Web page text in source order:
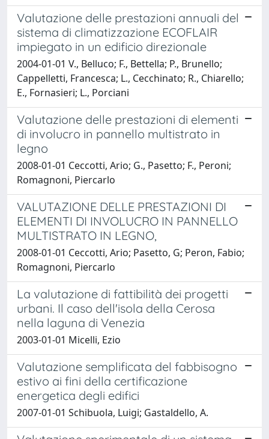
Valutazione delle prestazioni annuali del
sistema di climatizzazione ECOFLAIR
impiegato in un edificio direzionale
2004-01-01 V., Belluco; F., Bettella; P., Brunello;
Cappelletti, Francesca; L., Cecchinato; R., Chiarello;
E., Fornasieri; L., Porciani
Valutazione delle prestazioni di elementi
di involucro in pannello multistrato in
legno
2008-01-01 Ceccotti, Ario; G., Pasetto; F., Peroni;
Romagnoni, Piercarlo
VALUTAZIONE DELLE PRESTAZIONI DI
ELEMENTI DI INVOLUCRO IN PANNELLO
MULTISTRATO IN LEGNO,
2008-01-01 Ceccotti, Ario; Pasetto, G; Peron, Fabio;
Romagnoni, Piercarlo
La valutazione di fattibilità dei progetti
urbani. Il caso dell'isola della Cerosa
nella laguna di Venezia
2003-01-01 Micelli, Ezio
Valutazione semplificata del fabbisogno
estivo ai fini della certificazione
energetica degli edifici
2007-01-01 Schibuola, Luigi; Gastaldello, A.